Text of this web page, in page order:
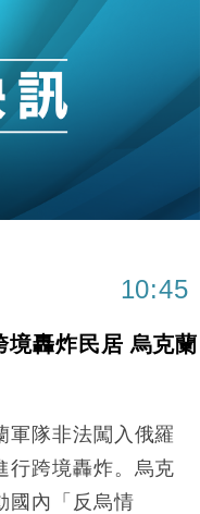
交「保證金」 43歲女子
全周仍升近2%
」斗城亞洲CEO蔡德
7周創逾3年最長跌勢
圓 4月單日斥6.28萬億
束 承認部分彈藥庫存緊
新高 中期息增15%至
10:45
境轟炸民居 烏克蘭
軍隊非法闖入俄羅
行跨境轟炸。烏克
國內「反烏情